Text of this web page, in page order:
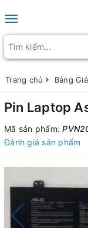
Toggle navigation
Trang chủ Bảng
Pin Laptop
Mã sản phẩm:
Đánh giá sản phẩm